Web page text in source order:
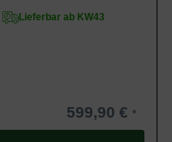
Lieferbar ab KW43
599,90 €